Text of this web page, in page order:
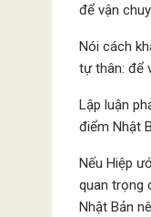
để vận
Nói cách
tự thân: để
Lập luận
điểm Nhật
Nếu Hiệp
quan trọng
Nhật Bản